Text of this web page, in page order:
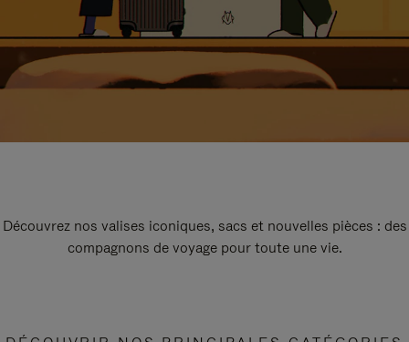
Découvrez nos valises iconiques, sacs et nouvelles pièces : des
compagnons de voyage pour toute une vie.